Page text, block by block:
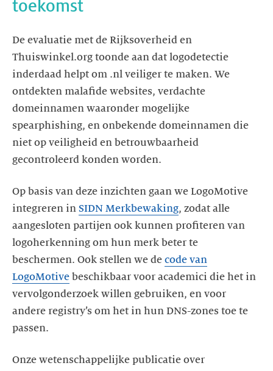
De evaluatie met de Rijksoverheid en
Thuiswinkel.org toonde aan dat logodetectie
inderdaad helpt om .nl veiliger te maken. We
ontdekten malafide websites, verdachte
domeinnamen waaronder mogelijke
spearphishing, en onbekende domeinnamen die
niet op veiligheid en betrouwbaarheid
Op basis van deze inzichten gaan we LogoMotive
integreren in SIDN Merkbewaking, zodat alle
aangesloten partijen ook kunnen profiteren van
logoherkenning om hun merk beter te
beschermen. Ook stellen we de code van
LogoMotive beschikbaar voor academici die het in
vervolgonderzoek willen gebruiken, en voor
andere registry’s om het in hun DNS-zones toe te
Onze wetenschappelijke publicatie over